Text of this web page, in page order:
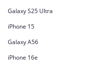
Galaxy S25 Ultra
iPhone 15
Galaxy A56
iPhone 16e